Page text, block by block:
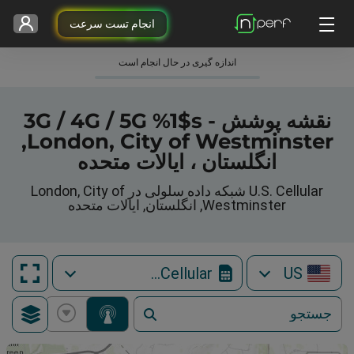
انجام تست سرعت
اندازه گیری در حال انجام است
نقشه پوشش 3G / 4G / 5G %1$s -
London, City of Westminster,
انگلستان ، ایالات متحده
U.S. Cellular شبکه داده سلولی در London, City of
Westminster, انگلستان, ایالات متحده
US
U.S. Cellular